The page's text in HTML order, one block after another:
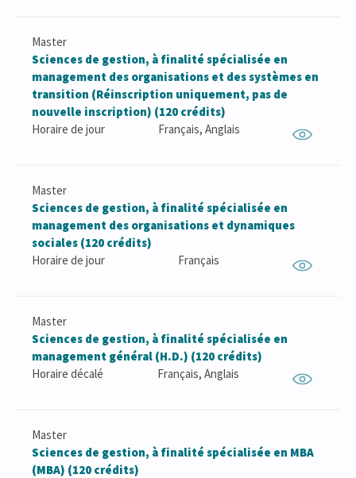
Master
Sciences de gestion, à finalité spécialisée en
management des organisations et des systèmes en
transition (Réinscription uniquement, pas de
nouvelle inscription) (120 crédits)
Horaire de jour
Français, Anglais
Master
Sciences de gestion, à finalité spécialisée en
management des organisations et dynamiques
sociales (120 crédits)
Horaire de jour
Français
Master
Sciences de gestion, à finalité spécialisée en
management général (H.D.) (120 crédits)
Horaire décalé
Français, Anglais
Master
Sciences de gestion, à finalité spécialisée en MBA
(MBA) (120 crédits)